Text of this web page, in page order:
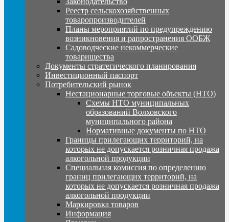
Реестр сельскохозяйственных
товаропроизводителей
Планы мероприятий по предупреждению
возникновения и рапространения ООБЖ
Садоводческие некоммерческие
товарищества
Документы стратегического планирования
Инвестиционный паспорт
Потребительский рынок
Нестационарные торговые объекты (НТО)
Схемы НТО муниципальных
образований Волховского
муниципального района
Нормативные документы по НТО
Границы прилегающих территорий, на
которых не допускается розничная продажа
алкогольной продукции
Специальная комиссия по определению
границ прилегающих территорий, на
которых не допускается розничная продажа
алкогольной продукции
Маркировка товаров
Информация